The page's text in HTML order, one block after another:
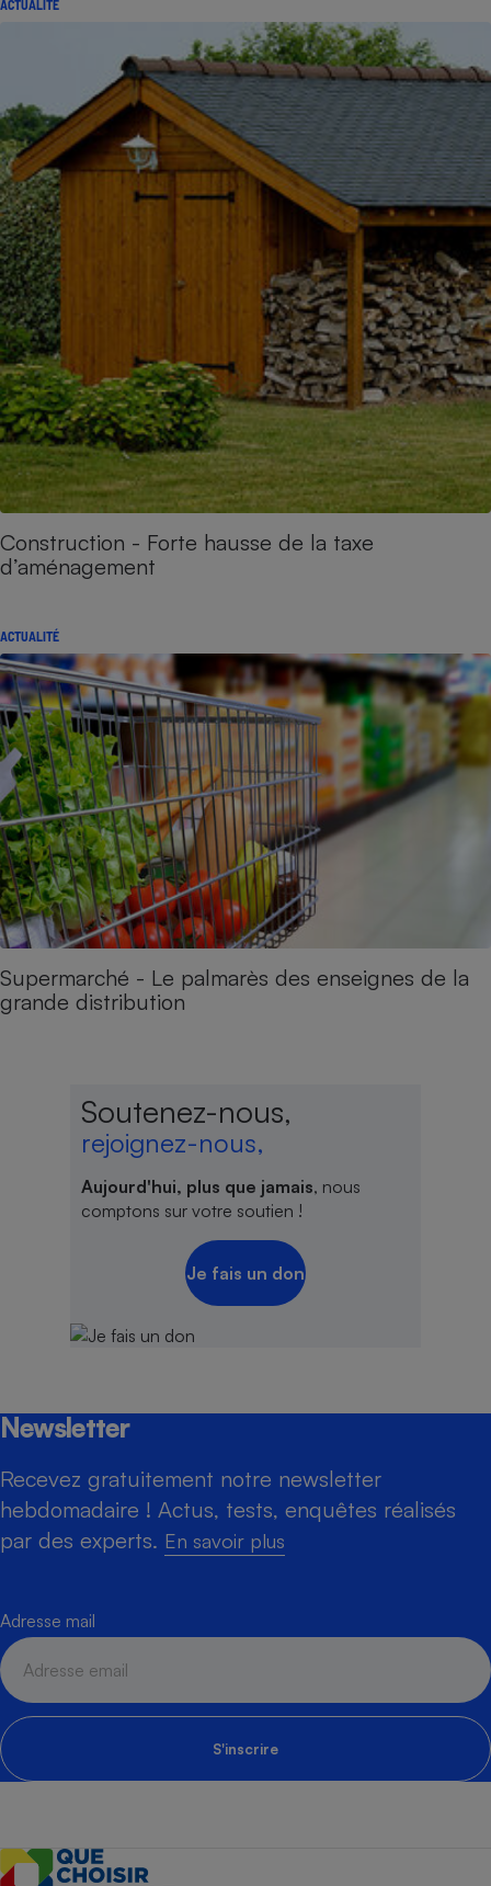
ACTUALITÉ
Construction - Forte hausse de la taxe
d’aménagement
ACTUALITÉ
Supermarché - Le palmarès des enseignes de la
grande distribution
Soutenez-nous,
rejoignez-nous,
Aujourd'hui, plus que jamais, nous
comptons sur votre soutien !
Je fais un don
Newsletter
Recevez gratuitement notre newsletter
hebdomadaire ! Actus, tests, enquêtes réalisés
par des experts. En savoir plus
Adresse mail
S'inscrire